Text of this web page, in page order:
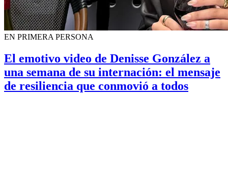
EN PRIMERA PERSONA
El emotivo video de Denisse González a
una semana de su internación: el mensaje
de resiliencia que conmovió a todos